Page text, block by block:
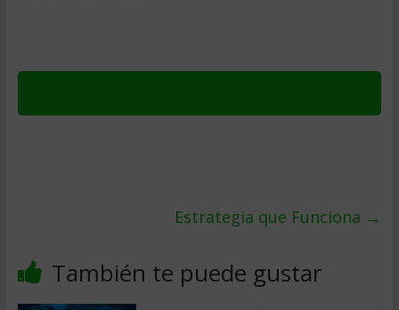
Estrategia que Funciona →
También te puede gustar